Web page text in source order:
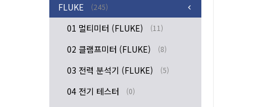
FLUKE (245)
01 멀티미터 (FLUKE) (11)
02 클램프미터 (FLUKE) (8)
03 전력 분석기 (FLUKE) (5)
04 전기 테스터 (0)